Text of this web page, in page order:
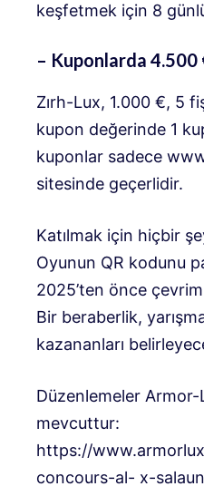
keşfetmek için 8
– Kuponlarda 4.500
Zırh-Lux, 1.000 €, 5
kupon değerinde 1
kuponlar sadece
sitesinde geçerlidir.
Katılmak için hiçbir
Oyunun QR kodunu
2025’ten önce
Bir beraberlik,
kazananları
Düzenlemeler
mevcuttur:
https://
concours-al- x-